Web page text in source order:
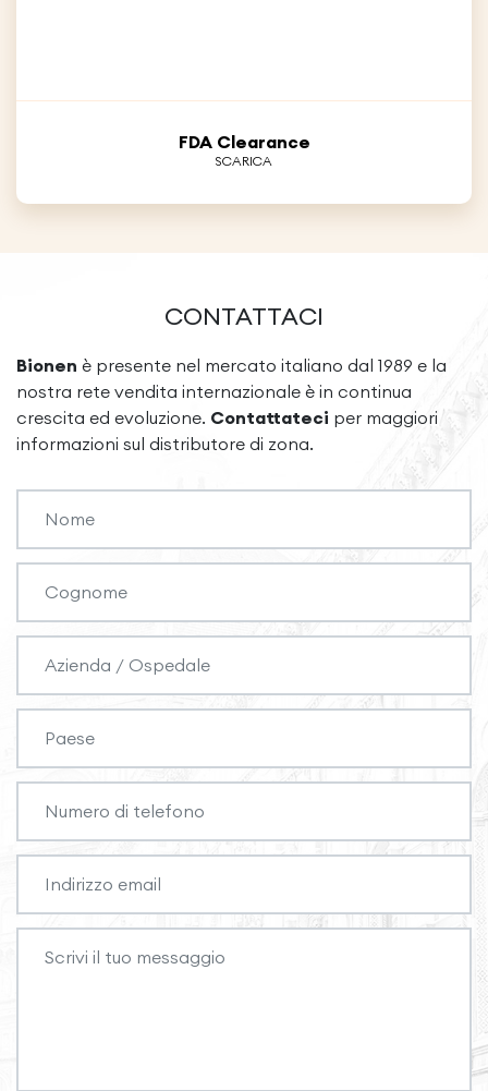
FDA Clearance
SCARICA
CONTATTACI
Bionen è presente nel mercato italiano dal 1989 e la
nostra rete vendita internazionale è in continua
crescita ed evoluzione. Contattateci per maggiori
informazioni sul distributore di zona.